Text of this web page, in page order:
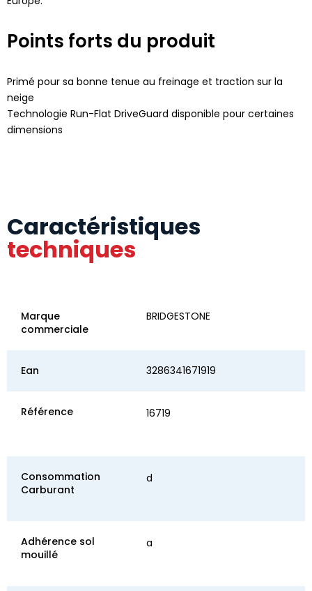
Points forts du produit
Primé pour sa bonne tenue au freinage et traction sur la
neige
Technologie Run-Flat DriveGuard disponible pour certaines
dimensions
Caractéristiques
techniques
Marque
commerciale
BRIDGESTONE
Ean 3286341671919
Référence 16719
Consommation
Carburant
d
Adhérence sol
mouillé
a